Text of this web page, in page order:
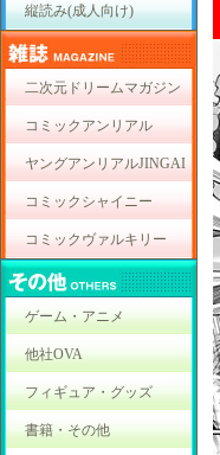
縦読み(成人向け)
二次元ドリームマガジン
コミックアンリアル
ヤングアンリアルJINGAI
コミックシャイニー
コミックヴァルキリー
ゲーム・アニメ
他社OVA
フィギュア・グッズ
書籍・その他